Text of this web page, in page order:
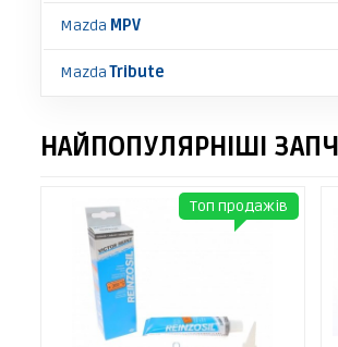
Mazda MPV
Mazda Tribute
НАЙПОПУЛЯРНІШІ
Топ продажів